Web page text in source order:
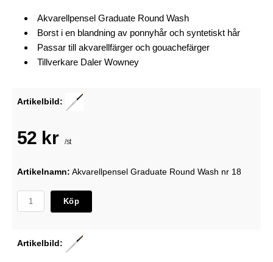
Akvarellpensel Graduate Round Wash
Borst i en blandning av ponnyhår och syntetiskt hår
Passar till akvarellfärger och gouachefärger
Tillverkare Daler Wowney
Artikelbild:
52 kr /st
Artikelnamn: Akvarellpensel Graduate Round Wash nr 18
Köp
Artikelbild: